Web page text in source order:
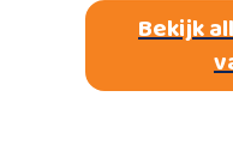
Bekijk